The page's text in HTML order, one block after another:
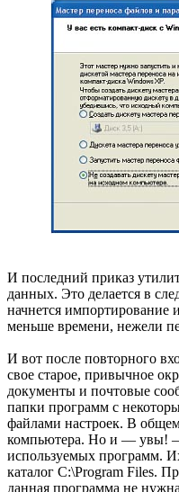
И последний приказ
данных. Это делается в
начнется импортирование
меньше времени, нежели
И вот после повторного
свое старое, привычное
документы и почтовые
папки программ с
файлами настроек. В
компьютера. Но и — увы!
используемых программ.
каталог C:\Program Files.
данная программа не